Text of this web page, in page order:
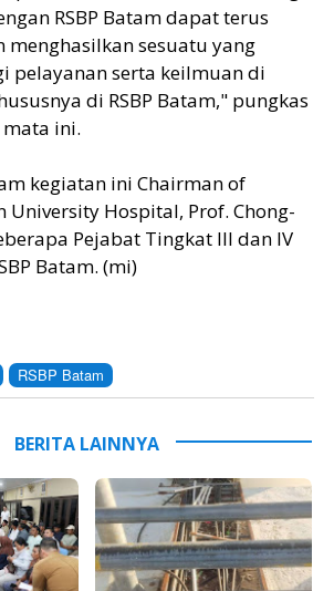
RSBP Batam dapat terus
sesuatu yang
pelayanan serta keilmuan di
di RSBP Batam," pungkas
ini.
kegiatan ini Chairman of
University Hospital, Prof. Chong-
Pejabat Tingkat III dan IV
Batam. (mi)
RSBP Batam
BERITA LAINNYA